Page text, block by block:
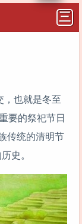
也就是冬至
要的祭祀节日
传统的清明节
史。